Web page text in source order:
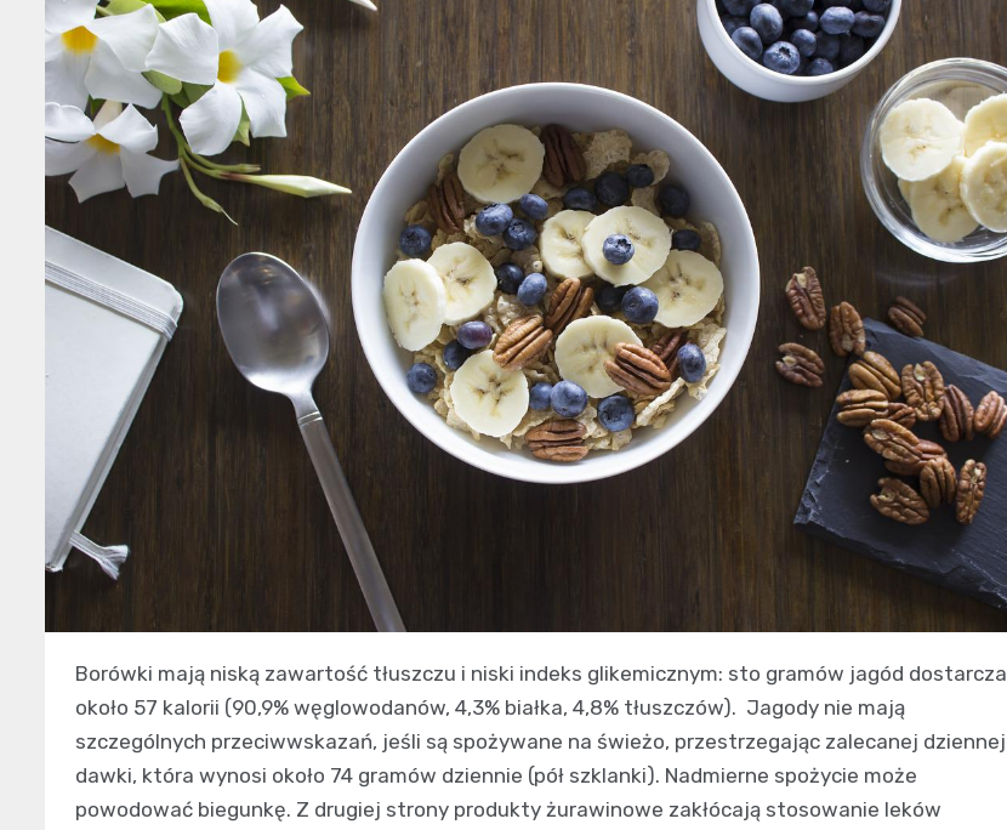
Borówki mają niską zawartość tłuszczu i niski indeks glikemicznym: sto gramów jagód dostarcza
około 57 kalorii (90,9% węglowodanów, 4,3% białka, 4,8% tłuszczów). Jagody nie mają
szczególnych przeciwwskazań, jeśli są spożywane na świeżo, przestrzegając zalecanej dziennej
dawki, która wynosi około 74 gramów dziennie (pół szklanki). Nadmierne spożycie może
powodować biegunkę. Z drugiej strony produkty żurawinowe zakłócają stosowanie leków